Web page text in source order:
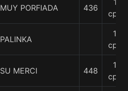
MUY PORFIADA 436
11
cpos
PALINKA
12
cpos
SU MERCI 448
14
cpos